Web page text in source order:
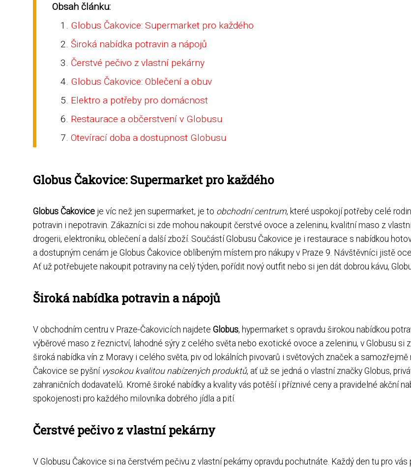
Obsah článku:
Globus Čakovice: Supermarket pro každého
Široká nabídka potravin a nápojů
Čerstvé pečivo z vlastní pekárny
Globus Čakovice: Oblečení a obuv
Elektro a potřeby pro domácnost
Restaurace a občerstvení v Globusu
Otevírací doba a dostupnost Globusu
Globus Čakovice: Supermarket pro každého
Globus Čakovice je víc než jen supermarket, je to obchodní centrum, které uspokojí potřeby celé
potravin i nepotravin. Zákazníci si zde mohou nakoupit čerstvé ovoce a zeleninu, kvalitní maso z
drogerii, elektroniku, oblečení a další zboží. Součástí Globusu Čakovice je i restaurace s nabídkou
a dostupným cenám je Globus Čakovice oblíbeným místem pro nákupy v Praze 9. Návštěvníci jistě
Ať už potřebujete nakoupit potraviny na celý týden, pořídit nový outfit nebo si jen dát dobrou kávu,
Široká nabídka potravin a nápojů
V obchodním centru v Praze-Čakovicích najdete Globus, hypermarket s opravdu širokou nabídkou
výběrové maso z řeznictví, lahodné sýry z celého světa nebo exotické ovoce a zeleninu, v Globusu si
široká nabídka vín z Moravy i celého světa, piv od lokálních pivovarů i světových značek a
Čakovice se pyšní vysokou kvalitou nabízených produktů, ať už se jedná o vlastní značky Globus,
zahraničních dodavatelů. Kromě široké nabídky a kvality vás potěší i příznivé ceny a pravidelné akční
spokojenosti pro každého milovníka dobrého jídla a pití.
Čerstvé pečivo z vlastní pekárny
V Globusu Čakovice si na čerstvém pečivu z vlastní pekárny opravdu pochutnáte. Každý den tu pro